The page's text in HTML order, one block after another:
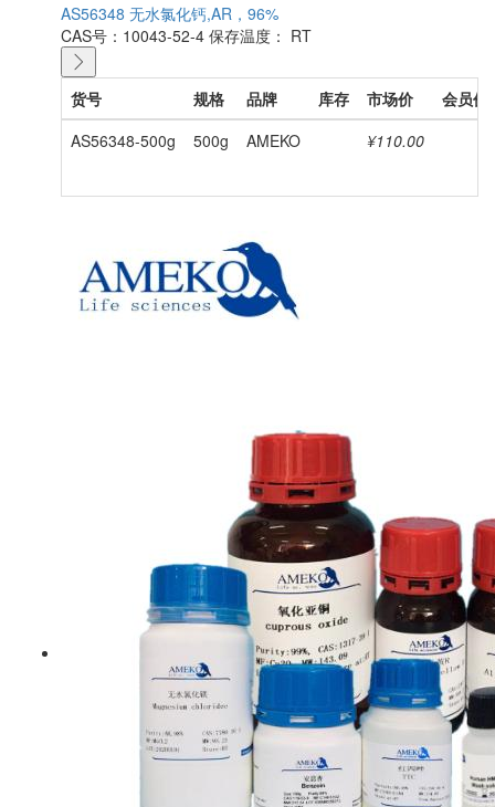
AS56348 无水氯化钙,AR，96%
CAS号：10043-52-4 保存温度： RT
货号 规格 品牌 库存 市场价
会员价
AS56348-500g
500g AMEKO ¥110.00